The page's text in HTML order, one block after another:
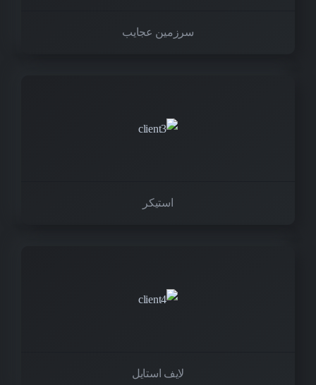
سرزمین عجایب
استیکر
لایف استایل